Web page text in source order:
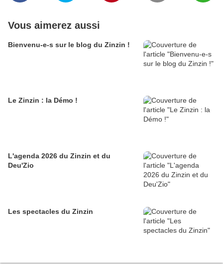
Vous aimerez aussi
Bienvenu-e-s sur le blog du Zinzin !
Le Zinzin : la Démo !
L'agenda 2026 du Zinzin et du
Deu'Zio
Les spectacles du Zinzin